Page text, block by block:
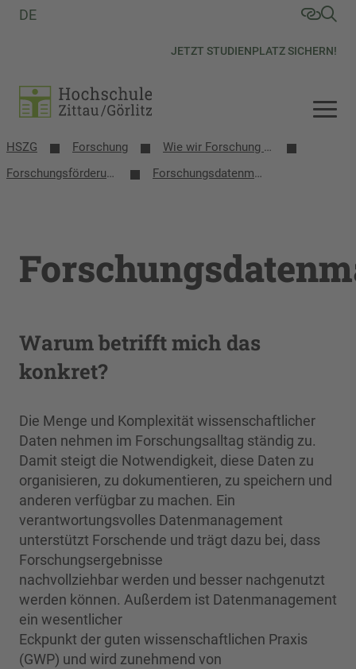
JETZT STUDIENPLATZ SICHERN!
DE
HSZG Forschung
Wie wir Forschung fördern & vernetzen
Forschungsförderung & Beratung
Forschungsdatenmanagement
Warum betrifft mich das
konkret?
Die Menge und Komplexität wissenschaftlicher
Daten nehmen im Forschungsalltag ständig zu.
Damit steigt die Notwendigkeit, diese Daten zu
organisieren, zu dokumentieren, zu speichern und
anderen verfügbar zu machen. Ein
verantwortungsvolles Datenmanagement
unterstützt Forschende und trägt dazu bei, dass
Forschungsergebnisse
nachvollziehbar werden und besser nachgenutzt
werden können. Außerdem ist Datenmanagement
ein wesentlicher
Eckpunkt der guten wissenschaftlichen Praxis
(GWP) und wird zunehmend von